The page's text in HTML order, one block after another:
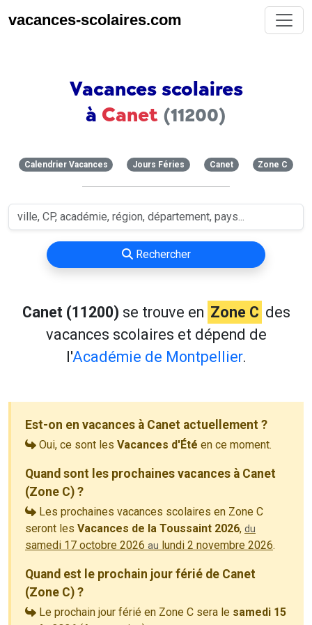
vacances-scolaires.com
Vacances scolaires
à Canet (11200)
Calendrier Vacances Jours Féries Canet Zone C
Rechercher
Canet (11200) se trouve en Zone C des
vacances scolaires et dépend de
l'Académie de Montpellier.
Est-on en vacances à Canet actuellement ?
Oui, ce sont les Vacances d'Été en ce moment.
Quand sont les prochaines vacances à Canet
(Zone C) ?
Les prochaines vacances scolaires en Zone C
seront les Vacances de la Toussaint 2026, du
samedi 17 octobre 2026 au lundi 2 novembre 2026.
Quand est le prochain jour férié de Canet
(Zone C) ?
Le prochain jour férié en Zone C sera le samedi 15